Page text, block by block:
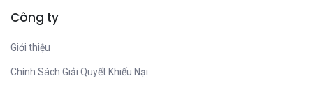
Công ty
Giới thiệu
Chính Sách Giải Quyết Khiếu Nại